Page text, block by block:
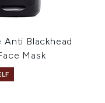
Anti Blackhead
Mask